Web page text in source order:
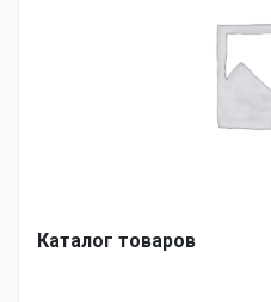
Каталог товаров